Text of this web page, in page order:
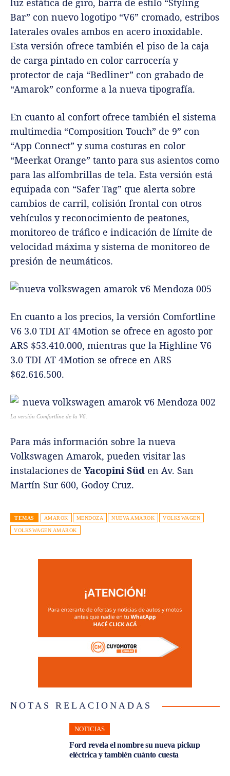
luz estática de giro, barra de estilo “Styling
Bar” con nuevo logotipo “V6” cromado, estribos
laterales ovales ambos en acero inoxidable.
Esta versión ofrece también el piso de la caja
de carga pintado en color carrocería y
protector de caja “Bedliner” con grabado de
“Amarok” conforme a la nueva tipografía.
En cuanto al confort ofrece también el sistema
multimedia “Composition Touch” de 9” con
“App Connect” y suma costuras en color
“Meerkat Orange” tanto para sus asientos como
para las alfombrillas de tela. Esta versión está
equipada con “Safer Tag” que alerta sobre
cambios de carril, colisión frontal con otros
vehículos y reconocimiento de peatones,
monitoreo de tráfico e indicación de límite de
velocidad máxima y sistema de monitoreo de
presión de neumáticos.
En cuanto a los precios, la versión Comfortline
V6 3.0 TDI AT 4Motion se ofrece en agosto por
ARS $53.410.000, mientras que la Highline V6
3.0 TDI AT 4Motion se ofrece en ARS
$62.616.500.
La versión Comfortline de la V6.
Para más información sobre la nueva
Volkswagen Amarok, pueden visitar las
instalaciones de Yacopini Süd en Av. San
Martín Sur 600, Godoy Cruz.
TEMAS AMAROK MENDOZA NUEVA AMAROK VOLKSWAGEN
VOLKSWAGEN AMAROK
NOTAS RELACIONADAS
NOTICIAS
Ford revela el nombre su nueva pickup
eléctrica y también cuánto cuesta